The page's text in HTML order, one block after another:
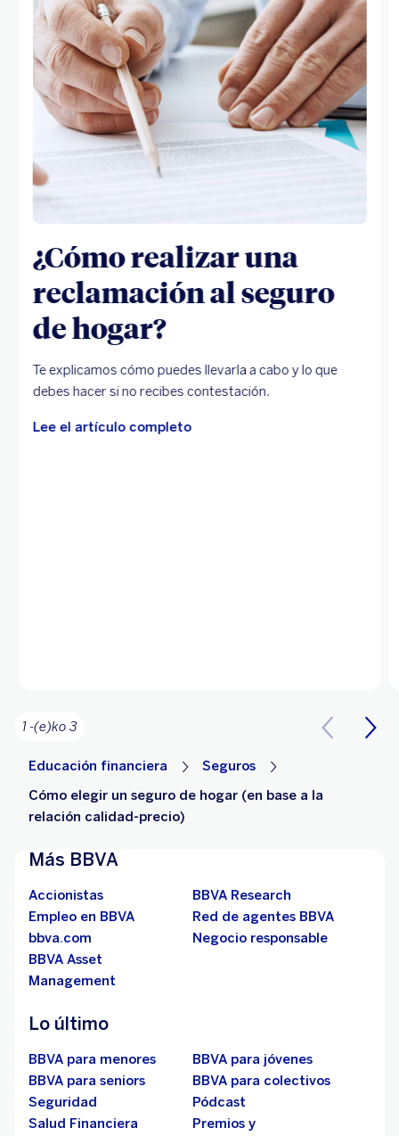
¿Cómo realizar una
reclamación al seguro
de hogar?
Te explicamos cómo puedes llevarla a cabo y lo que
debes hacer si no recibes contestación.
Lee el artículo completo
1 -(e)ko 3
Educación financiera
Seguros
Cómo elegir un seguro de hogar (en base a la
relación calidad-precio)
Más BBVA
Accionistas
BBVA Research
Empleo en BBVA
Red de agentes BBVA
bbva.com
Negocio responsable
BBVA Asset
Management
Lo último
BBVA para menores
BBVA para jóvenes
BBVA para seniors
BBVA para colectivos
Seguridad
Pódcast
Salud Financiera
Premios y